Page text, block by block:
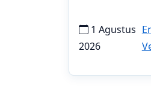
1 Agustus
2026